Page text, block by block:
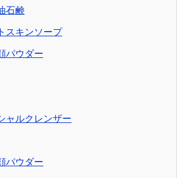
石鹸
スキンソープ
パウダー
ャルクレンザー
パウダー